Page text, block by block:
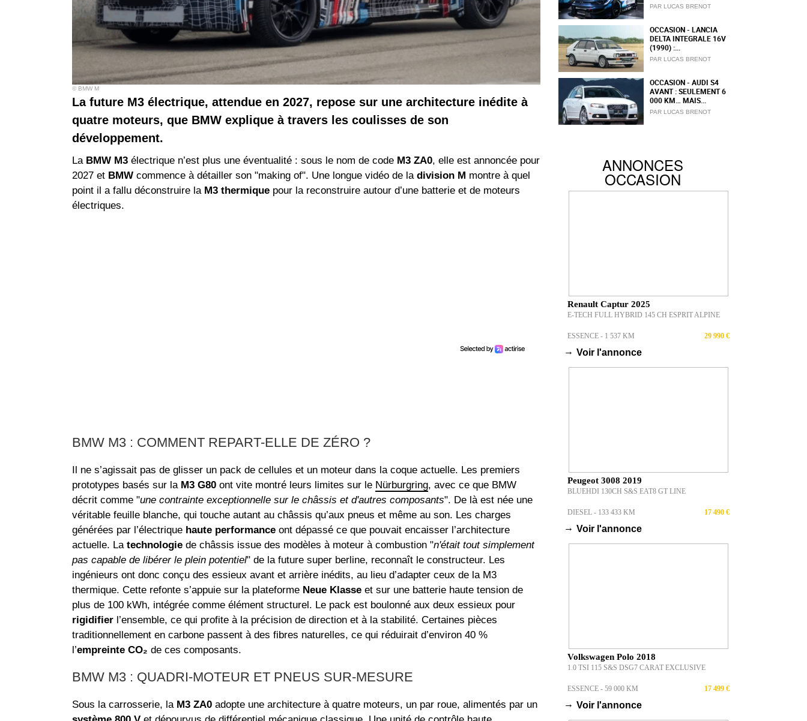
© BMW M
La future M3 électrique, attendue en 2027, repose sur une architecture inédite à
quatre moteurs, que BMW explique à travers les coulisses de son
développement.
La BMW M3électrique n’est plus une éventualité : sous le nom de code M3 ZA0, elle est annoncée pour
2027 et BMWcommence à détailler son "making of". Une longue vidéo de la division M montre à quel
point il a fallu déconstruire la M3 thermiquepour la reconstruire autour d’une batterie et de moteurs
électriques.
BMW M3 : COMMENT REPART-ELLE DE ZÉRO ?
Il ne s’agissait pas de glisser un pack de cellules et un moteur dans la coque actuelle. Les premiers
prototypes basés sur la M3 G80ont vite montré leurs limites sur le Nürburgring, avec ce que BMW
décrit comme "une contrainte exceptionnelle sur le châssis et d'autres composants". De là est née une
véritable feuille blanche, qui touche autant au châssis qu’aux pneus et même au son. Les charges
générées par l’électrique haute performanceont dépassé ce que pouvait encaisser l’architecture
actuelle. La technologiede châssis issue des modèles à moteur à combustion "n'était tout simplement
pas capable de libérer le plein potentiel" de la future super berline, reconnaît le constructeur. Les
ingénieurs ont donc conçu des essieux avant et arrière inédits, au lieu d’adapter ceux de la M3
thermique. Cette refonte s’appuie sur la plateforme Neue Klasseet sur une batterie haute tension de
plus de 100 kWh, intégrée comme élément structurel. Le pack est boulonné aux deux essieux pour
rigidifierl’ensemble, ce qui profite à la précision de direction et à la stabilité. Certaines pièces
traditionnellement en carbone passent à des fibres naturelles, ce qui réduirait d’environ 40 %
l’empreinte CO₂ de ces composants.
BMW M3 : QUADRI-MOTEUR ET PNEUS SUR-MESURE
Sous la carrosserie, la M3 ZA0adopte une architecture à quatre moteurs, un par roue, alimentés par un
PAR LUCAS BRENOT
OCCASION - LANCIA
DELTA INTEGRALE 16V
(1990) :...
PAR LUCAS BRENOT
OCCASION - AUDI S4
AVANT : SEULEMENT 6
000 KM… MAIS...
PAR LUCAS BRENOT
ANNONCES
OCCASION
Renault Captur 2025
E-TECH FULL HYBRID 145 CH ESPRIT ALPINE
ESSENCE - 1 537 KM 29 990 €
→ Voir l'annonce
Peugeot 3008 2019
BLUEHDI 130CH S&S EAT8 GT LINE
DIESEL - 133 433 KM 17 490 €
→ Voir l'annonce
Volkswagen Polo 2018
1.0 TSI 115 S&S DSG7 CARAT EXCLUSIVE
ESSENCE - 59 000 KM 17 499 €
→ Voir l'annonce